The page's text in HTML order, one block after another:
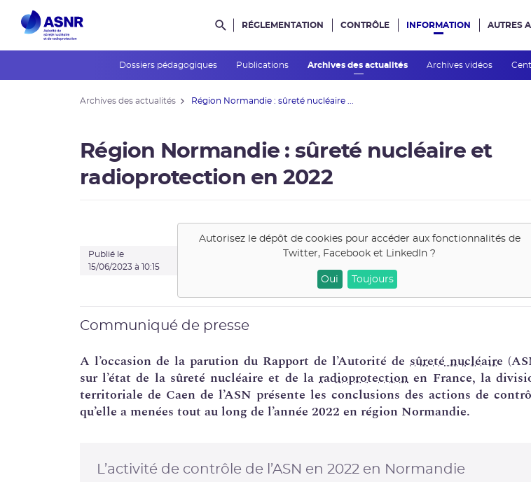
Rechercher dans le site
RÉGLEMENTATION CONTRÔLE INFORMATION
Dossiers pédagogiques Publications Archives des actualités Archives vidéos
AUTRES
Archives des actualités Région Normandie : sûreté nucléaire ...
Région Normandie : sûreté nucléaire et
radioprotection en 2022
Publié le
15/06/2023 à 10:15
Autorisez le dépôt de cookies pour accéder aux fonctionnalités de
Twitter, Facebook et LinkedIn ?
Oui Toujours
Communiqué de presse
A l’occasion de la parution du Rapport de l’Autorité de sûreté nucléaire
sur l’état de la sûreté nucléaire et de laradioprotection en France, la
territoriale de Caen de l’ASN présente les conclusions des actions de
qu’elle a menées tout au long de l’année 2022 en région Normandie.
L’activité de contrôle de l’ASN en 2022 en Normandie